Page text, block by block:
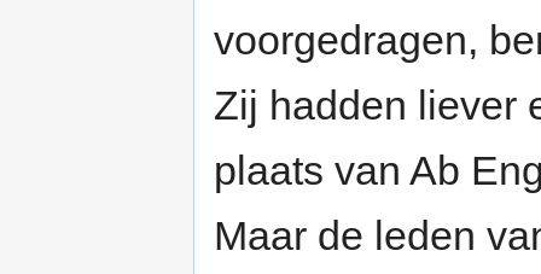
voorgedragen,
Zij hadden liever
plaats van Ab
Maar de leden